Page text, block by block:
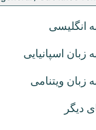
انگلیسی
زبان اسپانیایی
زبان ویتنامی
دیگر